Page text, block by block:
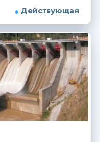
Действующая